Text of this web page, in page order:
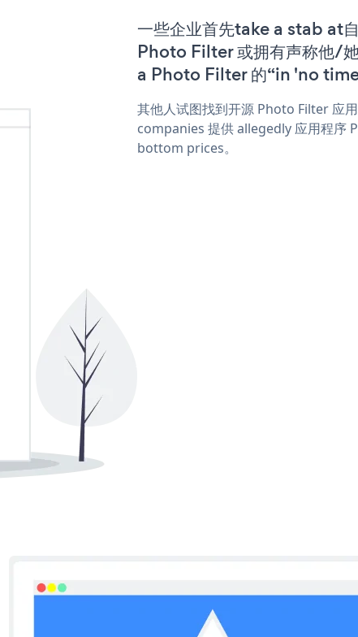
一些企业首先take a stab at
Photo Filter 或拥有声称他/
a Photo Filter 的“in 'no
其他人试图找到开源 Photo Filter 应
companies 提供 allegedly 应用程序
bottom prices。